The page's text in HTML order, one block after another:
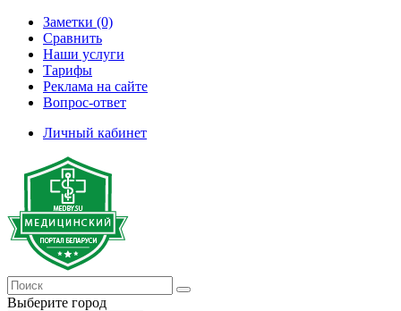
Заметки (0)
Сравнить
Наши услуги
Тарифы
Реклама на сайте
Вопрос-ответ
Личный кабинет
Выберите город